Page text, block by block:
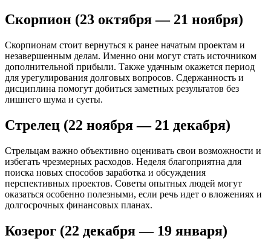
Скорпион (23 октября — 21 ноября)
Скорпионам стоит вернуться к ранее начатым проектам и
незавершенным делам. Именно они могут стать источником
дополнительной прибыли. Также удачным окажется период
для урегулирования долговых вопросов. Сдержанность и
дисциплина помогут добиться заметных результатов без
лишнего шума и суеты.
Стрелец (22 ноября — 21 декабря)
Стрельцам важно объективно оценивать свои возможности и
избегать чрезмерных расходов. Неделя благоприятна для
поиска новых способов заработка и обсуждения
перспективных проектов. Советы опытных людей могут
оказаться особенно полезными, если речь идет о вложениях и
долгосрочных финансовых планах.
Козерог (22 декабря — 19 января)